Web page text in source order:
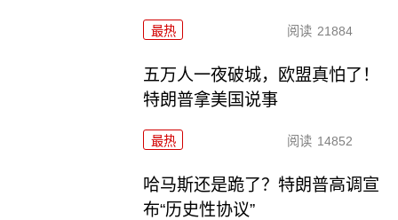
最热 阅读 21884
五万人一夜破城，欧盟真怕了！
特朗普拿美国说事
最热 阅读 14852
哈马斯还是跪了？特朗普高调宣
布“历史性协议”